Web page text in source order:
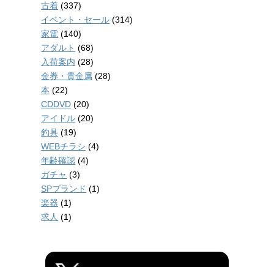
古着 (337)
イベント・セール (314)
家電 (140)
アダルト (68)
入荷案内 (28)
金券・貴金属 (28)
本 (22)
CDDVD (20)
アイドル (20)
釣具 (19)
WEBチラシ (4)
年齢確認 (4)
ガチャ (3)
SPブランド (1)
楽器 (1)
求人 (1)